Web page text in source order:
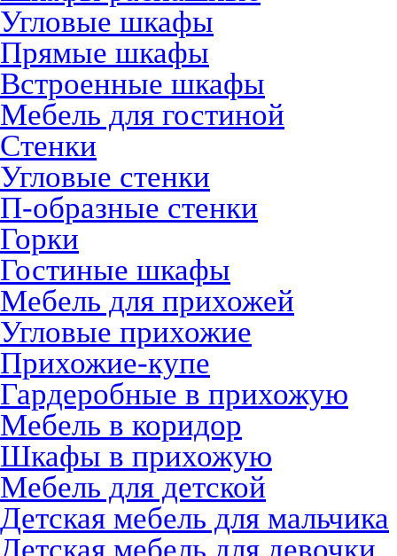
Угловые шкафы
Прямые шкафы
Встроенные шкафы
Мебель для гостиной
Стенки
Угловые стенки
П-образные стенки
Горки
Гостиные шкафы
Мебель для прихожей
Угловые прихожие
Прихожие-купе
Гардеробные в прихожую
Мебель в коридор
Шкафы в прихожую
Мебель для детской
Детская мебель для мальчика